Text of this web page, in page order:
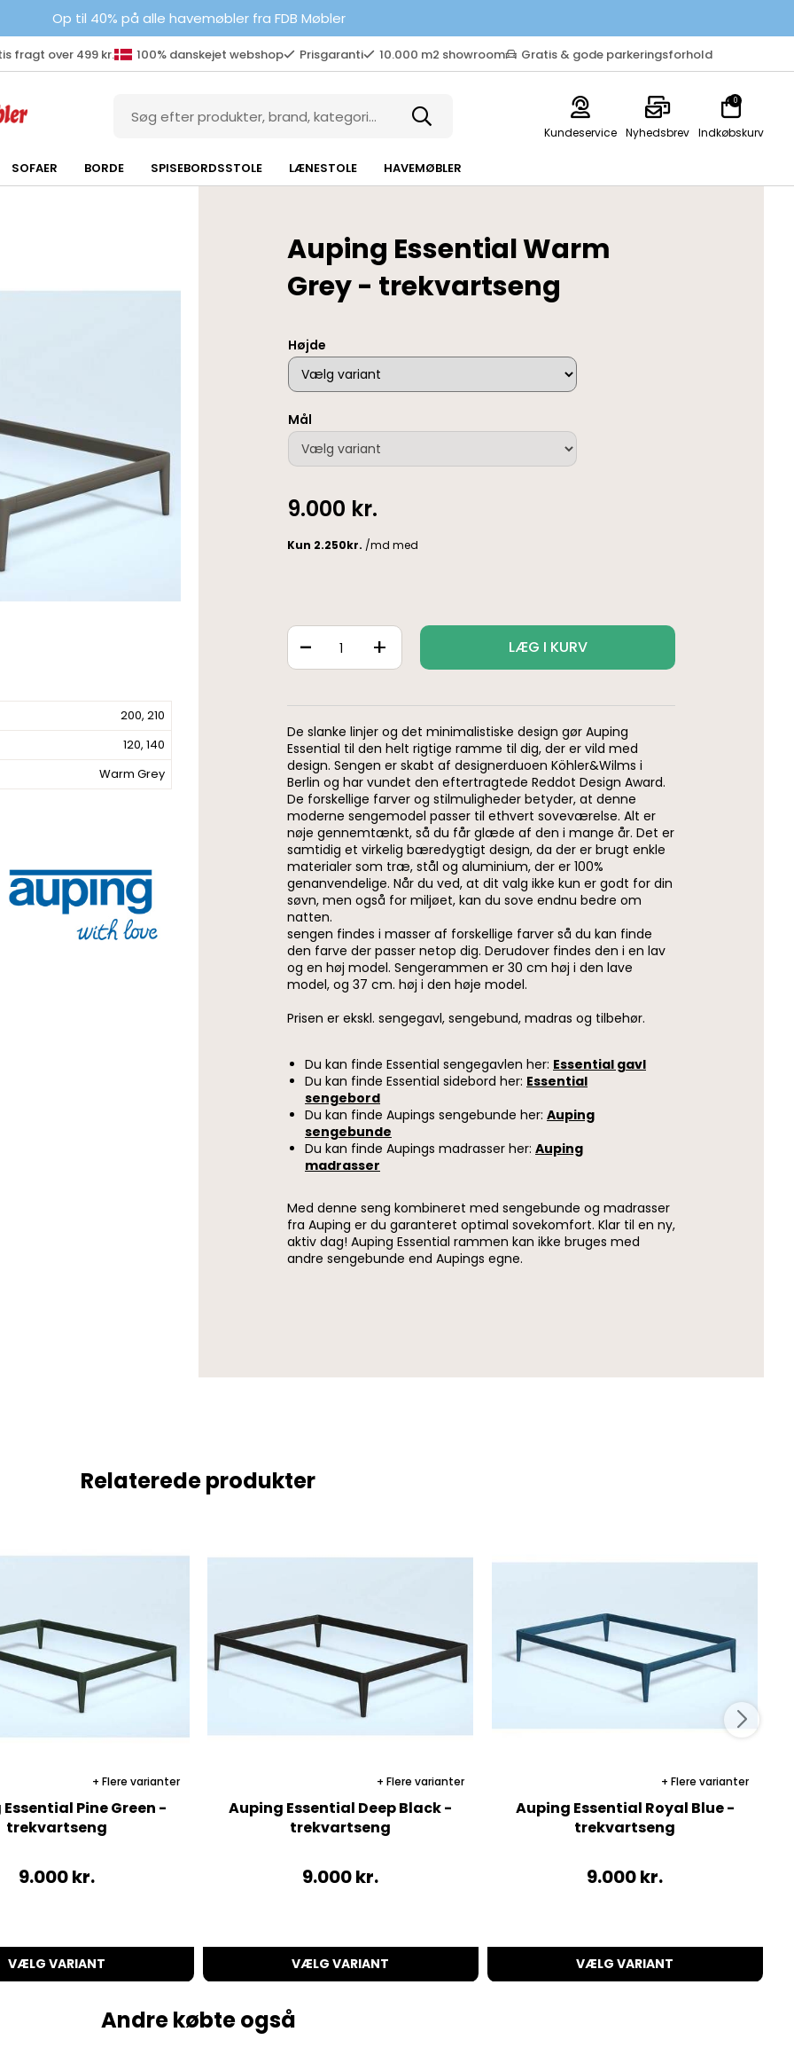
Op til 40% på alle havemøbler fra FDB Møbler
fragt over 499 kr. 100% danskejet webshop Prisgaranti 10.000 m2 showroom Gratis & gode parkeringsforhold
Kundeservice Nyhedsbrev Indkøbskurv
0
SOFAER BORDE SPISEBORDSSTOLE LÆNESTOLE HAVEMØBLER
200, 210
120, 140
Warm Grey
Auping Essential Warm
Grey - trekvartseng
Højde
Mål
9.000 kr.
+
- LÆG I KURV
De slanke linjer og det minimalistiske design gør Auping
Essential til den helt rigtige ramme til dig, der er vild med
design. Sengen er skabt af designerduoen Köhler&Wilms i
Berlin og har vundet den eftertragtede Reddot Design Award.
De forskellige farver og stilmuligheder betyder, at denne
moderne sengemodel passer til ethvert soveværelse. Alt er
nøje gennemtænkt, så du får glæde af den i mange år. Det er
samtidig et virkelig bæredygtigt design, da der er brugt enkle
materialer som træ, stål og aluminium, der er 100%
genanvendelige. Når du ved, at dit valg ikke kun er godt for din
søvn, men også for miljøet, kan du sove endnu bedre om
natten.
sengen findes i masser af forskellige farver så du kan finde
den farve der passer netop dig. Derudover findes den i en lav
og en høj model. Sengerammen er 30 cm høj i den lave
model, og 37 cm. høj i den høje model.
Prisen er ekskl. sengegavl, sengebund, madras og tilbehør.
Du kan finde Essential sengegavlen her: Essential gavl
Du kan finde Essential sidebord her: Essential
sengebord
Du kan finde Aupings sengebunde her: Auping
sengebunde
Du kan finde Aupings madrasser her: Auping
madrasser
Med denne seng kombineret med sengebunde og madrasser
fra Auping er du garanteret optimal sovekomfort. Klar til en ny,
aktiv dag! Auping Essential rammen kan ikke bruges med
andre sengebunde end Aupings egne.
Relaterede produkter
Flere varianter
Pine Green -
trekvartseng
9.000kr.
VÆLG VARIANT
Flere varianter
Auping Essential Deep Black -
trekvartseng
9.000kr.
VÆLG VARIANT
Flere varianter
Auping Essential Royal Blue -
trekvartseng
9.000kr.
VÆLG VARIANT
Andre købte også